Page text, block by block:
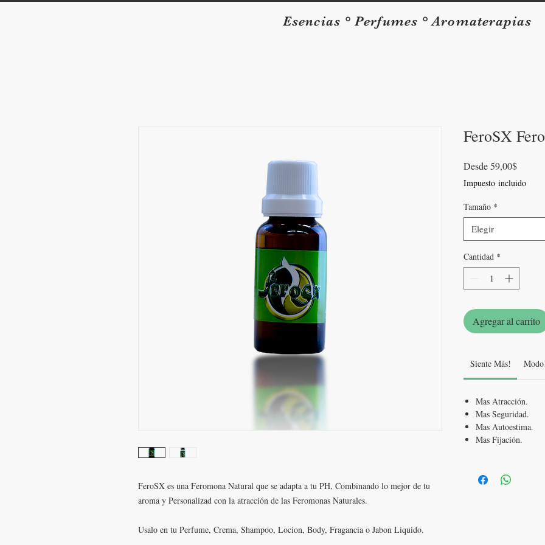
Esencias ° Perfumes ° Aromaterapias
FeroSX es una Feromona Natural que se adapta a tu PH, Combinando lo mejor de tu
aroma y Personalizad con la atracción de las Feromonas Naturales.
Usalo en tu Perfume, Crema, Shampoo, Locion, Body, Fragancia o Jabon Liquido.
FeroSX
Desde59,00$Precio
de
oferta
Impuesto incluido
Tamaño *
Elegir
Cantidad *
Agregar al carrito
Siente Más!
Mas Atracción.
Mas Seguridad.
Mas Autoestima.
Mas Fijación.